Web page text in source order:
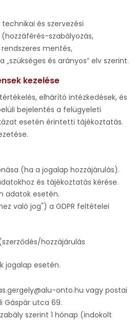
és szervezési
szabályozás,
mentés,
és arányos” elv szerint.
kezelése
elhárító intézkedések, és
bejelentés a felügyeleti
esetén érintetti tájékoztatás.
(ha a jogalap hozzájárulás).
és tájékoztatás kérése.
adatok esetén.
való jog") a GDPR feltételei
hozzájárulás
jogalap esetén.
onto.hu vagy postai
Gáspár utca 69.
szerint 1 hónap (indokolt